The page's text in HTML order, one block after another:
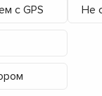
с GPS Не